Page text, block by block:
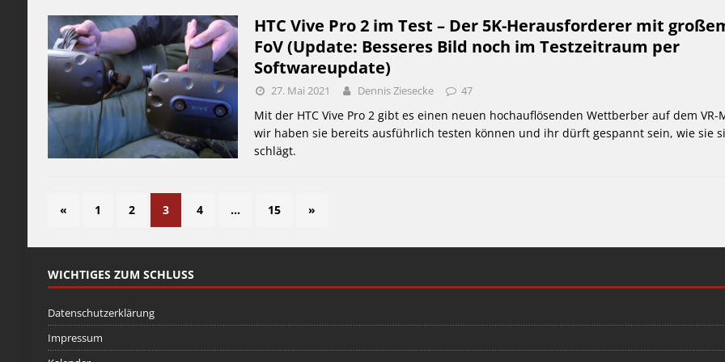
HTC Vive Pro 2 im Test – Der 5K-Herausforderer mit
FoV (Update: Besseres Bild noch im Testzeitraum per
Softwareupdate)
27. Mai 2021 Dennis Ziesecke 47
Mit der HTC Vive Pro 2 gibt es einen neuen hochauflösenden Wettberber auf dem VR-
wir haben sie bereits ausführlich testen können und ihr dürft gespannt sein, wie sie
schlägt.
« 1 2 3 4 … 15 »
WICHTIGES ZUM SCHLUSS
Datenschutzerklärung
Impressum